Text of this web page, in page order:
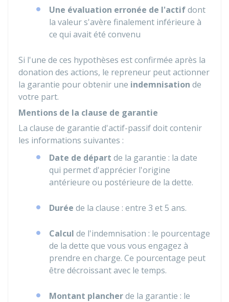
Une évaluation erronée de l'actifdont
la valeur s'avère finalement inférieure à
ce qui avait été convenu
Si l'une de ces hypothèses est confirmée après la
donation des actions, le repreneur peut actionner
la garantie pour obtenir une indemnisation de
votre part.
Mentions de la clause de garantie
La clause de garantie d'actif-passif doit contenir
les informations suivantes :
Date de départ de la garantie : la date
qui permet d'apprécier l'origine
antérieure ou postérieure de la dette.
Durée de la clause : entre 3 et 5 ans.
Calcul de l'indemnisation : le pourcentage
de la dette que vous vous engagez à
prendre en charge. Ce pourcentage peut
être décroissant avec le temps.
Montant plancherde la garantie : le